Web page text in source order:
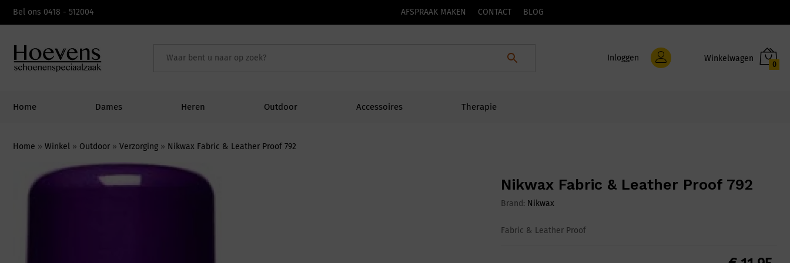
Bel ons 0418 - 512004 AFSPRAAK MAKEN CONTACT BLOG
Inloggen
0
Home Dames Heren Outdoor Accessoires Therapie
Home » Winkel » Outdoor » Verzorging » Nikwax Fabric & Leather Proof 792
Nikwax Fabric & Leather Proof 792
Brand: Nikwax
Fabric & Leather Proof